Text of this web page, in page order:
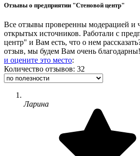
Отзывы о предприятии "Стеновой центр"
Все отзывы проверенны модерацией и
открытых источников. Работали с
центр" и Вам есть, что о нем
отзыв, мы будем Вам очень
и оцените это место:
Количество отзывов: 32
Ларина